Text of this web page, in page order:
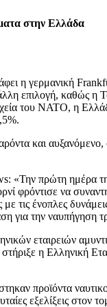
στην Ελλάδα
η γερμανική
επιλογή, καθώς η
του ΝΑΤΟ, η
και αυξανόμενο,
«Την πρώτη
φρόντισε να
τις ένοπλες
για την ναυπήγηση
εταιρειών
η Ελληνική
προϊόντα
εξελίξεις στον